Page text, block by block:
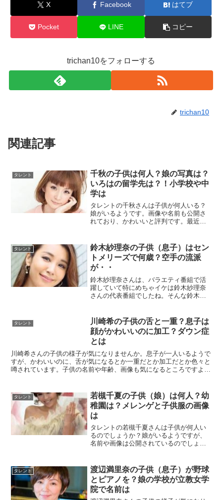
X Facebook はてブ
Pocket LINE コピー
trichan10をフォローする
trichan10
関連記事
タレント
千秋の子供は何人？娘の写真は？
いろはの留学先は？！小学校や中
学は
タレントの千秋さんは子供が何人いる？
娘がいるようです。画像や名前も公開さ
れており、かわいいと評判です。最近の
んの子供の様子について詳しくまとめて
いきます。
タレント
鈴木紗理奈の子供（息子）はセン
トメリーズで何歳？空手の流派
が・・
鈴木紗理奈さんは、バラエティ番組で活
躍していて特にめちゃイケは鈴木紗理奈
さんの代表番組でしたね。そんな鈴木紗
ら、2013年に5年という短い結婚生活を終
え...
タレント
川崎希の子供の舌と一重？息子は
顔がかわいいのに加工？ダウン症
とは
川崎希さんの子供の様子が気になりませんか。息子が一人いるようで
すが、かわいいのに、舌が気になるとか一重だとか加工だとか色々と
噂されています。子供の名前や年齢、画像も気になるところですよ
タレント
若槻千夏の子供（娘）は何人？幼
稚園は？メレンゲと子供服の画像
は
タレントの若槻千夏さんは子供が何人い
るのでしょうか？娘がいるようですが、
名前や画像は公開されているのでしょう
とのエピソードも紹介されました。この
記事では若槻千夏さんの子供の様子につ
いて詳しくまとめていきます。
タレント
渡辺満里奈の子供（息子）が野球
とピアノを？娘の学校が立教女学
院で名前は